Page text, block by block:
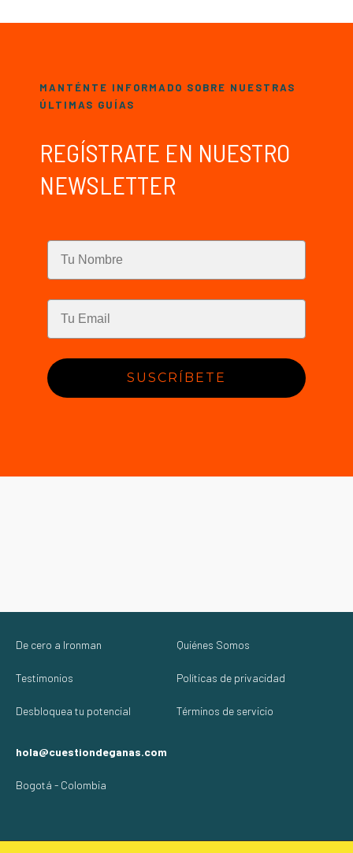
MANTÉNTE INFORMADO SOBRE NUESTRAS
ÚLTIMAS GUÍAS
REGÍSTRATE EN NUESTRO
NEWSLETTER
SUSCRÍBETE
De cero a Ironman
Testimonios
Desbloquea tu potencial
Quiénes Somos
Políticas de privacidad
Términos de servicio
hola@cuestiondeganas.com
Bogotá - Colombia